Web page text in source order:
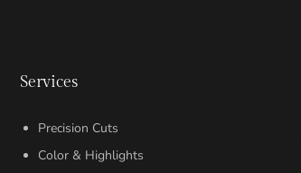
Services
Precision Cuts
Color & Highlights